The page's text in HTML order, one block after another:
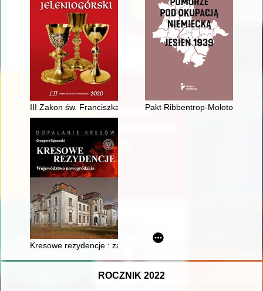
III Zakon św. Franciszka przy parafii rzymsko-katolickiej św.
Pakt Ribbentrop-Mołotow i
Kresowe rezydencje : zamki, pałace i dwory na dawnych
ROCZNIK 2022